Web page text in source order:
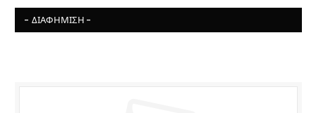
- ΔΙΑΦΉΜΙΣΗ -